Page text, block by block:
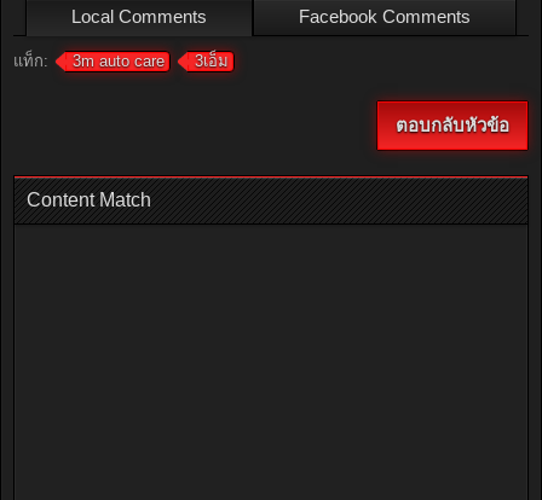
Local Comments Facebook Comments
แท็ก: 3m auto care 3เอ็ม
ตอบกลับหัวข้อ
Content Match